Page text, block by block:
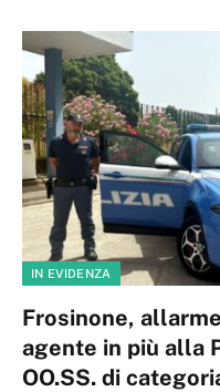
IN EVIDENZA
Frosinone,
agente in più alla
OO.SS. di